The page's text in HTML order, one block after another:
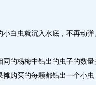
白虫就沉入水底，不再动弹
的杨梅中钻出的虫子的数量
购买的每颗都钻出一个小